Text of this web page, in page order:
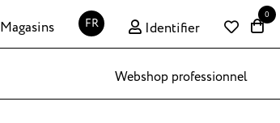
Magasins FR Identifier
0
Webshop professionnel